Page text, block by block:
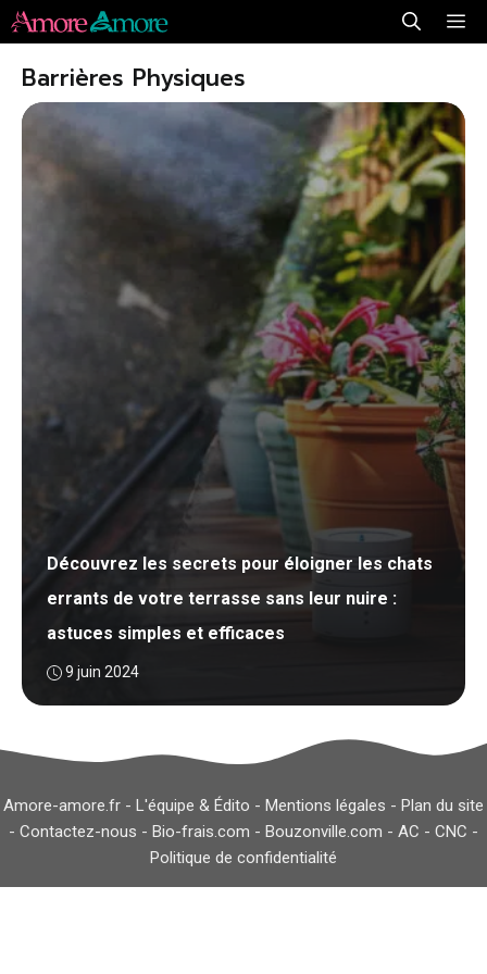
Aller
au
contenu
Barrières Physiques
Découvrez les secrets pour éloigner les chats
errants de votre terrasse sans leur nuire :
astuces simples et efficaces
9 juin 2024
Amore-amore.fr - L'équipe & Édito - Mentions légales - Plan du site
- Contactez-nous - Bio-frais.com - Bouzonville.com - AC - CNC -
Politique de confidentialité